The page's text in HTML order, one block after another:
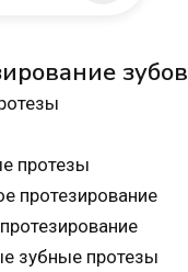
зубов
протезы
протезирование
зубные протезы